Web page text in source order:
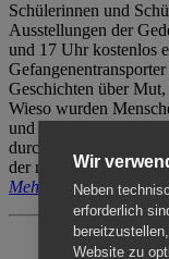
Schülerinnen und
Ausstellungen der
und 17 Uhr kostenlos
Geschichten über
Wieso wurden
und nach der Haft?
durch das
der reguläre Eintritt
Mehr erfahren
Wir
Neben
erforderlich
Website zu